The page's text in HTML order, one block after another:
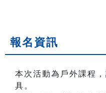
報名資訊
本次活動為戶外課程
具。